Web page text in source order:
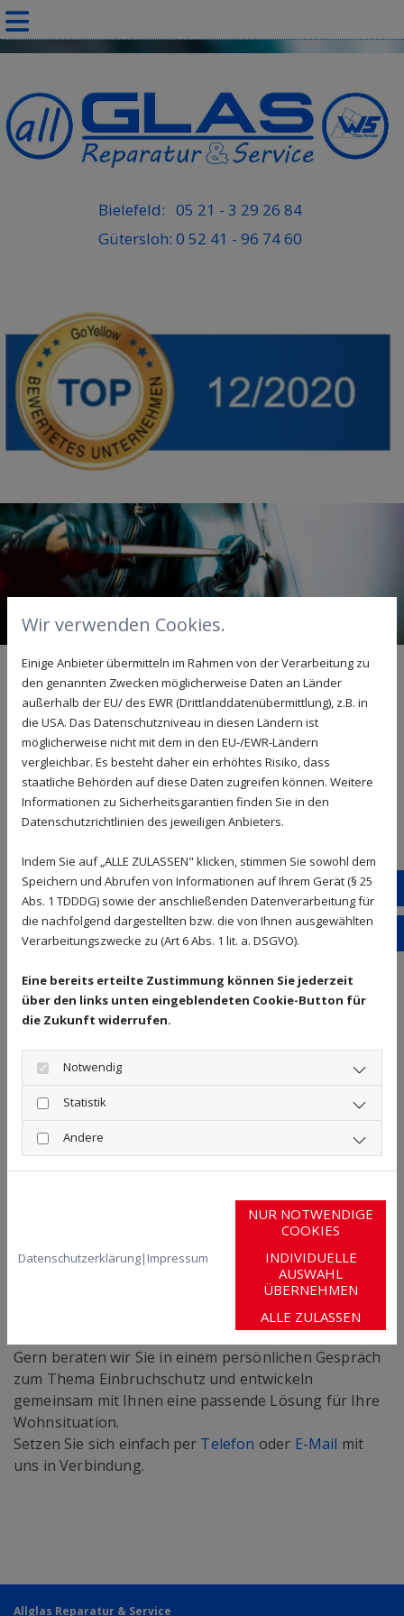
Bielefeld: 05 21 - 3 29 26 84
Gütersloh: 0 52 41 - 96 74 60
EINBRUCHSCHUTZ – ALLGLAS SORGT
FÜR SICHERHEIT IN BIELEFELD UND
GÜTERSLOH
Circa alle drei bis vier Minuten passiert in Deutschland
ein Einbruch. Das Eindringen über unzureichend
gesicherte Fenster und Türen ist für Langfinger ein
genauso Standard bei jedem Neubau und bei jeder
Sanierung oder Renovierung sein wie einbruchsichere
Türen und Terrassentüren.
ZUVERLÄSSIGER SCHUTZ VOR EINBRÜCHEN
Einbrecher stehen unter erheblichem Zeitdruck und
geben meist auf, wenn sie sich nicht innerhalb
weniger Minuten Zutritt zu einem Objekt verschaffen
können. Ein wirksamer Einbruchschutz kann daher die
Sicherheit für Ihr Zuhause in hohem Maße erhöhen.
Ob abschließbare Fenster, Sicherheitsfenster mit
einbruchhemmender Verglasung oder drahtlose GSM-
Alarmanlagen - Allglas sorgt dafür, dass Sie nachts
wieder ruhig schlafen können.
Gern beraten wir Sie in einem persönlichen Gespräch
zum Thema Einbruchschutz und entwickeln
gemeinsam mit Ihnen eine passende Lösung für Ihre
Wohnsituation.
Setzen Sie sich einfach per Telefon oder E-Mail mit
uns in Verbindung.
Allglas Reparatur & Service
Wir verwenden Cookies.
Einige Anbieter übermitteln im Rahmen von der Verarbeitung zu
den genannten Zwecken möglicherweise Daten an Länder
außerhalb der EU/ des EWR (Drittlanddatenübermittlung), z.B. in
die USA. Das Datenschutzniveau in diesen Ländern ist
möglicherweise nicht mit dem in den EU-/EWR-Ländern
vergleichbar. Es besteht daher ein erhöhtes Risiko, dass
staatliche Behörden auf diese Daten zugreifen können. Weitere
Informationen zu Sicherheitsgarantien finden Sie in den
Datenschutzrichtlinien des jeweiligen Anbieters.
Indem Sie auf „ALLE ZULASSEN" klicken, stimmen Sie sowohl dem
Speichern und Abrufen von Informationen auf Ihrem Gerät (§ 25
Abs. 1 TDDDG) sowie der anschließenden Datenverarbeitung für
die nachfolgend dargestellten bzw. die von Ihnen ausgewählten
Verarbeitungszwecke zu (Art 6 Abs. 1 lit. a. DSGVO).
Eine bereits erteilte Zustimmung können Sie jederzeit
über den links unten eingeblendeten Cookie-Button für
die Zukunft widerrufen.
Notwendig
Statistik
Andere
Datenschutzerklärung| Impressum
NUR NOTWENDIGE
COOKIES
INDIVIDUELLE
AUSWAHL
ÜBERNEHMEN
ALLE ZULASSEN